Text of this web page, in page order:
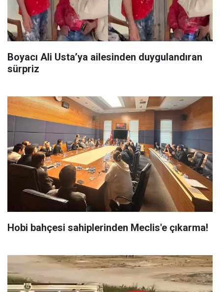
Boyacı Ali Usta’ya ailesinden duygulandıran
sürpriz
Hobi bahçesi sahiplerinden Meclis'e çıkarma!